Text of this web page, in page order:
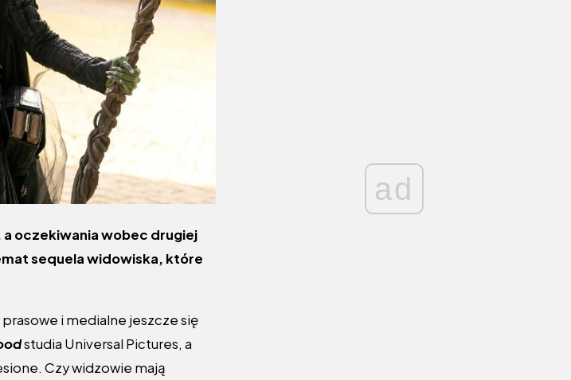
oczekiwania wobec drugiej
sequela widowiska, które
i medialne jeszcze się
studia Universal Pictures, a
Czy widzowie mają
ad